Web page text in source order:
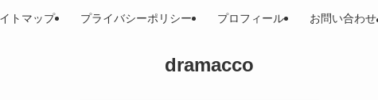
dramacco
トマップ プライバシーポリシー プロフィール お問い合わせ